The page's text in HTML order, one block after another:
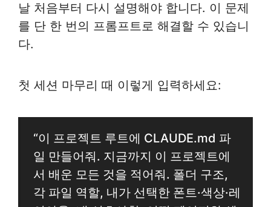
날 처음부터 다시 설명해야 합니다. 이 문제
를 단 한 번의 프롬프트로 해결할 수 있습니
다.
첫 세션 마무리 때 이렇게 입력하세요:
“이 프로젝트 루트에 CLAUDE.md 파
일 만들어줘. 지금까지 이 프로젝트에
서 배운 모든 것을 적어줘. 폴더 구조,
각 파일 역할, 내가 선택한 폰트·색상·레